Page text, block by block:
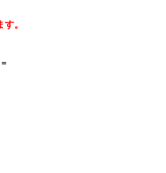
。